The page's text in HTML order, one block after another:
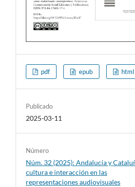
pdf epub html
Publicado
2025-03-11
Número
Núm. 32 (2025): Andalucía y
cultura e interacción en las
representaciones audiovisuales